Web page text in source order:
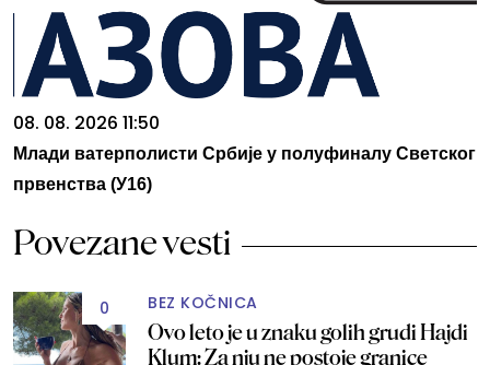
08. 08. 2026 11:50
Млади ватерполисти Србије у полуфиналу Светског
првенства (У16)
Povezane vesti
0 BEZ KOČNICA
Ovo leto je u znaku golih grudi Hajdi
Klum: Za nju ne postoje granice